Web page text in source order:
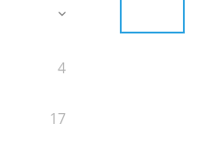
4
17